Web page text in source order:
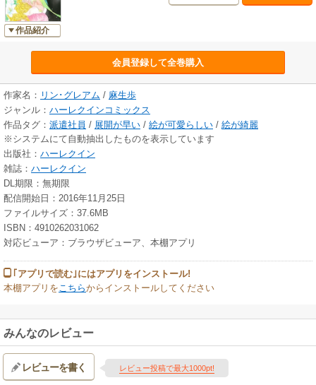
作品紹介
会員登録して全巻購入
作家名： リン･グレアム / 麻生歩
ジャンル： ハーレクインコミックス
作品タグ： 派遣社員 / 展開が早い / 絵が可愛らしい / 絵が綺麗
※システムにて自動抽出したものを表示しています
出版社： ハーレクイン
雑誌： ハーレクイン
DL期限：無期限
配信開始日：2016年11月25日
ファイルサイズ：37.6MB
ISBN：4910262031062
対応ビューア：ブラウザビューア、本棚アプリ
｢アプリで読む｣にはアプリをインストール!
本棚アプリを こちらからインストールしてください
みんなのレビュー
レビューを書く レビュー投稿で最大1000pt!